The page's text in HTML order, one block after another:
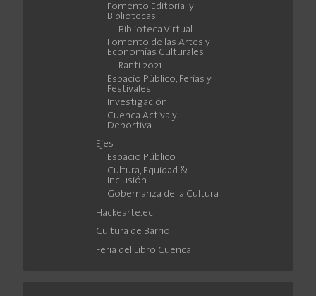
Fomento Editorial y
Bibliotecas
Biblioteca Virtual
Fomento de las Artes y
Economías Culturales
Ranti 2021
Espacio Público, Ferias y
Festivales
Investigación
Cuenca Activa y
Deportiva
Ejes
Espacio Público
Cultura, Equidad &
Inclusión
Gobernanza de la Cultura
Hackearte.ec
Cultura de Barrio
Feria del Libro Cuenca